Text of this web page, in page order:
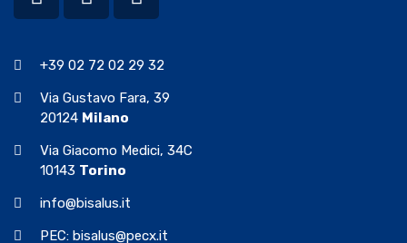
+39 02 72 02 29 32
Via Gustavo Fara, 39
20124 Milano
Via Giacomo Medici, 34C
10143 Torino
info@bisalus.it
PEC: bisalus@pecx.it